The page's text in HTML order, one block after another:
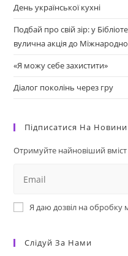
День української кухні
Подбай про свій зір: у
вулична акція до
«Я можу себе захистити»
Діалог поколінь через гру
Підписатися На Новини
Отримуйте найновіший вміст
Я даю дозвіл на обробку
Слідуй За Нами